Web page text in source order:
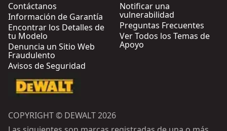
Contáctanos
Información de Garantía
Encontrar los Detalles de
tu Modelo
Denuncia un Sitio Web
Fraudulento
Avisos de Seguridad
Notificar una
vulnerabilidad
Preguntas Frecuentes
Ver Todos los Temas de
Apoyo
COPYRIGHT © DEWALT 2026